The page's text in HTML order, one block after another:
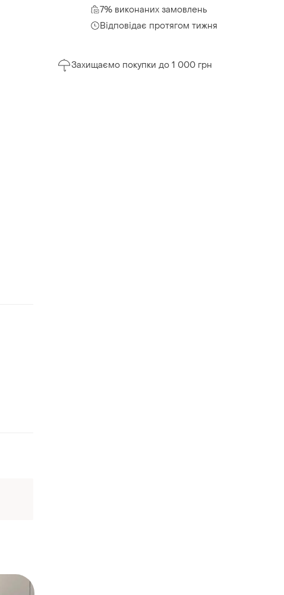
7% виконаних замовлень
Відповідає протягом тижня
Захищаємо покупки до 1 000 грн